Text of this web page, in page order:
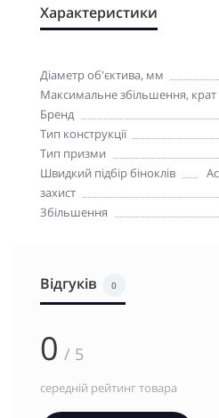
Характеристики
Діаметр об'єктива, мм
Максимальне збільшення, крат
Бренд
Тип конструкції
Тип призми
Швидкий підбір біноклів
захист
Збільшення
Відгуків 0
0 / 5
середній рейтинг товара